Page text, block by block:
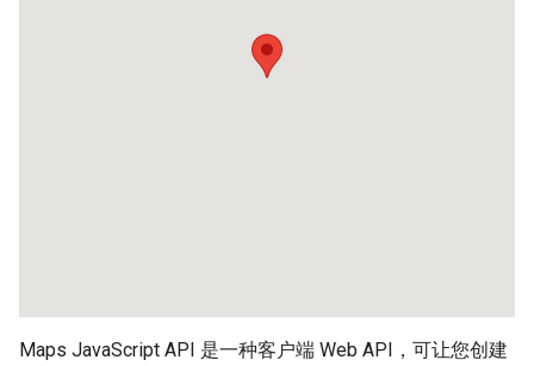
Maps JavaScript API 是一种客户端 Web API，可让您创建